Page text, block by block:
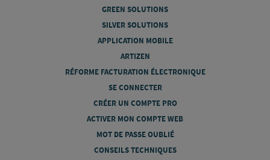
GREEN SOLUTIONS
SILVER SOLUTIONS
APPLICATION MOBILE
ARTIZEN
RÉFORME FACTURATION ÉLECTRONIQUE
SE CONNECTER
CRÉER UN COMPTE PRO
ACTIVER MON COMPTE WEB
MOT DE PASSE OUBLIÉ
CONSEILS TECHNIQUES